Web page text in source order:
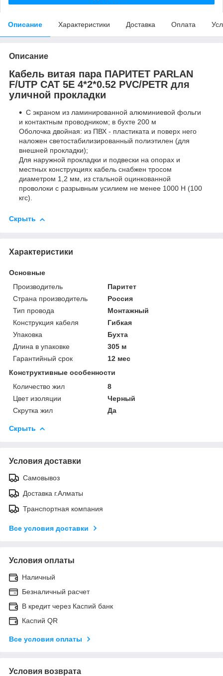
Описание Характеристики Доставка Оплата
Описание
Кабель витая пара ПАРИТЕТ PARLAN
F/UTP CAT 5E 4*2*0.52 PVC/PETR для
уличной прокладки
С экраном из ламинированной алюминиевой фольги
и контактным проводником; в бухте 200 м
Оболочка двойная: из ПВХ - пластиката и поверх него
наложен светостабилизированный полиэтилен (для
внешней прокладки);
Для наружной прокладки и подвески на опорах и
местных конструкциях кабель снабжен тросом
диаметром 1,2 мм, из стальной оцинкованной
проволоки с разрывным усилием не менее 1000 Н (100
кгс).
Скрыть
Характеристики
Основные
Производитель
Паритет
Страна производитель
Россия
Тип провода
Монтажный
Конструкция кабеля
Гибкая
Упаковка
Бухта
Длина в упаковке
305 м
Гарантийный срок
12 мес
Конструктивные особенности
Количество жил
8
Цвет изоляции
Черный
Скрутка жил
Да
Скрыть
Условия доставки
Самовывоз
Доставка г.Алматы
Транспортная компания
Все условия доставки
Условия оплаты
Наличный
Безналичный расчет
В кредит через Каспий банк
Каспий QR
Все условия оплаты
Условия возврата